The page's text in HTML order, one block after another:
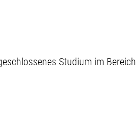
Studium im Bereich